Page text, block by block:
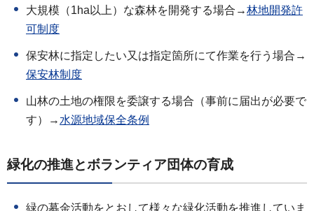
大規模（1ha以上）な森林を開発する場合→林地開発許
可制度
保安林に指定したい又は指定箇所にて作業を行う場合→
保安林制度
山林の土地の権限を委譲する場合（事前に届出が必要で
す）→ 水源地域保全条例
緑化の推進とボランティア団体の育成
緑の募金活動をとおして様々な緑化活動を推進していま